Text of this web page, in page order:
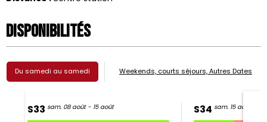
Disponibilités
Du samedi au samedi Weekends, courts séjours, Autres Dates
S33 sam. 08 août - 15 août S34 sam. 15 août -